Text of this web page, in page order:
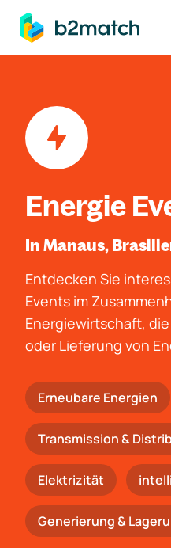
springen
Energie
In Manaus,
Entdecken Sie
Events im
Energiewirtschaft,
oder Lieferung von
Erneubare Energien
Trans­mis­si­on &
Elektrizität
Generierung &